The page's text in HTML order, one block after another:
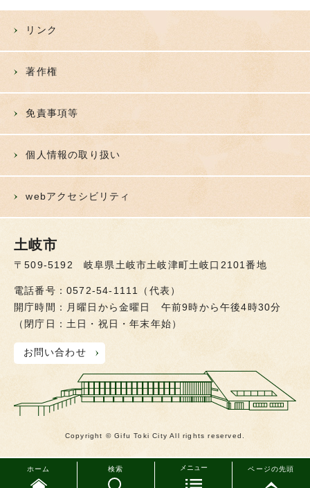
ホーム 検索 メニュー ページの先頭
リンク
著作権
免責事項等
個人情報の取り扱い
webアクセシビリティ
土岐市
〒509-5192 岐阜県土岐市土岐津町土岐口2101番地
電話番号：0572-54-1111（代表）
開庁時間：月曜日から金曜日 午前9時から午後4時30分
（閉庁日：土日・祝日・年末年始）
お問い合わせ
Copyright © Gifu Toki City All rights reserved.